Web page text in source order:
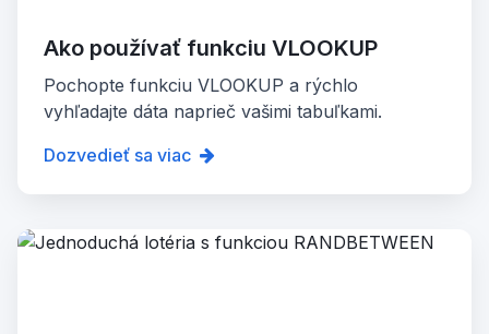
Ako používať funkciu VLOOKUP
Pochopte funkciu VLOOKUP a rýchlo
vyhľadajte dáta naprieč vašimi tabuľkami.
Dozvedieť sa viac